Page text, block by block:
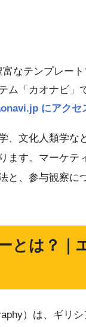
なテンプレート
ム「カオナビ」
にアクセ
、文化人類学な
ます。マーケ
と、参与観察に
とは？｜
）は、ギリ